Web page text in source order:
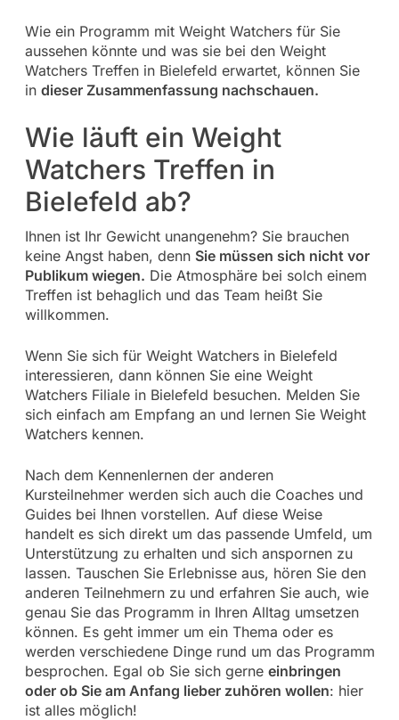
Wie ein Programm mit Weight Watchers für Sie
aussehen könnte und was sie bei den Weight
Watchers Treffen in Bielefeld erwartet, können Sie
in dieser Zusammenfassung nachschauen.
Wie läuft ein Weight
Watchers Treffen in
Bielefeld ab?
Ihnen ist Ihr Gewicht unangenehm? Sie brauchen
keine Angst haben, denn Sie müssen sich nicht vor
Publikum wiegen. Die Atmosphäre bei solch einem
Treffen ist behaglich und das Team heißt Sie
willkommen.
Wenn Sie sich für Weight Watchers in Bielefeld
interessieren, dann können Sie eine Weight
Watchers Filiale in Bielefeld besuchen. Melden Sie
sich einfach am Empfang an und lernen Sie Weight
Watchers kennen.
Nach dem Kennenlernen der anderen
Kursteilnehmer werden sich auch die Coaches und
Guides bei Ihnen vorstellen. Auf diese Weise
handelt es sich direkt um das passende Umfeld, um
Unterstützung zu erhalten und sich anspornen zu
lassen. Tauschen Sie Erlebnisse aus, hören Sie den
anderen Teilnehmern zu und erfahren Sie auch, wie
genau Sie das Programm in Ihren Alltag umsetzen
können. Es geht immer um ein Thema oder es
werden verschiedene Dinge rund um das Programm
besprochen. Egal ob Sie sich gerne einbringen
oder ob Sie am Anfang lieber zuhören wollen: hier
ist alles möglich!